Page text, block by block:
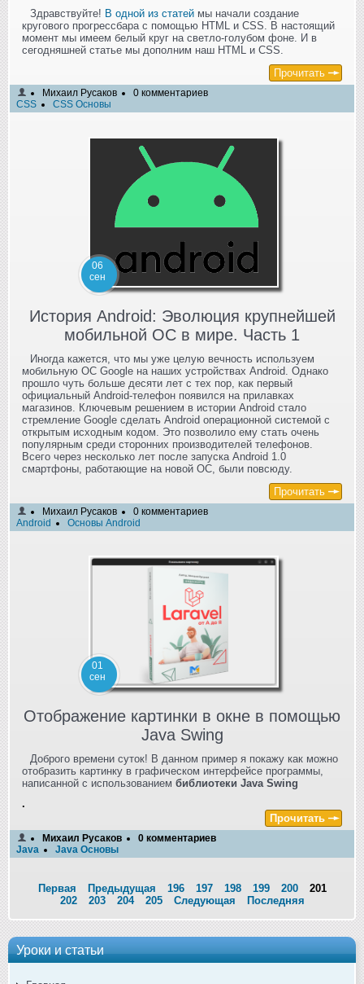
Уроки и статьи
Здравствуйте! В одной из статей мы начали создание
кругового прогрессбара с помощью HTML и CSS. В настоящий
момент мы имеем белый круг на светло-голубом фоне. И в
сегодняшней статье мы дополним наш HTML и CSS.
Прочитать
Михаил Русаков
0 комментариев
CSS
CSS Основы
06
сен
История Android: Эволюция крупнейшей
мобильной ОС в мире. Часть 1
Иногда кажется, что мы уже целую вечность используем
мобильную ОС Google на наших устройствах Android. Однако
прошло чуть больше десяти лет с тех пор, как первый
официальный Android-телефон появился на прилавках
магазинов. Ключевым решением в истории Android стало
стремление Google сделать Android операционной системой с
открытым исходным кодом. Это позволило ему стать очень
популярным среди сторонних производителей телефонов.
Всего через несколько лет после запуска Android 1.0
смартфоны, работающие на новой ОС, были повсюду.
Прочитать
Михаил Русаков
0 комментариев
Android
Основы Android
01
сен
Отображение картинки в окне в помощью
Java Swing
Доброго времени суток! В данном пример я покажу как можно
отобразить картинку в графическом интерфейсе программы,
написанной с использованием библиотеки Java Swing
.
Прочитать
Михаил Русаков
0 комментариев
Java
Java Основы
Первая Предыдущая 196 197 198 199 200
201
202
203 204 205 Следующая Последняя